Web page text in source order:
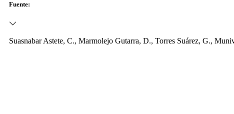
Fuente:
​Suasnabar Astete, C., Marmolejo Gutarra, D., Torres Suárez, G.,